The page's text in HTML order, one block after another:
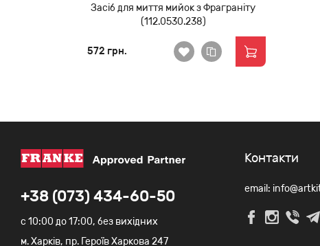
Засіб для миття мийок з Фраграніту
(112.0530.238)
572 грн.
+38 (073) 434-60-50
c 10:00 до 17:00, без вихідних
м. Харків, пр. Героїв Харкова 247
Контакти
email: